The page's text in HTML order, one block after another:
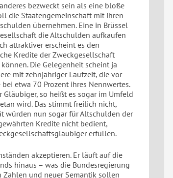
bezweckt sein als eine bloße
die Staatengemeinschaft mit ihren
übernehmen. Eine in Brüssel
die Altschulden aufkaufen
attraktiver erscheint es den
Kredite der Zweckgesellschaft
Die Gelegenheit scheint ja
mit zehnjähriger Laufzeit, die vor
etwa 70 Prozent ihres Nennwertes.
so heißt es sogar im Umfeld
wird. Das stimmt freilich nicht,
würden nun sogar für Altschulden der
Kredite nicht bedient,
erfüllen.
akzeptieren. Er läuft auf die
hinaus – was die Bundesregierung
und neuer Semantik sollen